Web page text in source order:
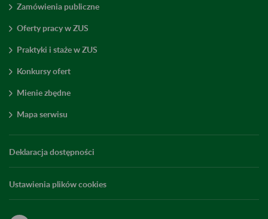
Zamówienia publiczne
Oferty pracy w ZUS
Praktyki i staże w ZUS
Konkursy ofert
Mienie zbędne
Mapa serwisu
Deklaracja dostępności
Ustawienia plików cookies